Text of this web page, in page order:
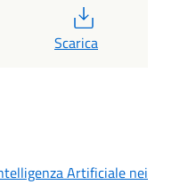
Scarica
Artificiale nei